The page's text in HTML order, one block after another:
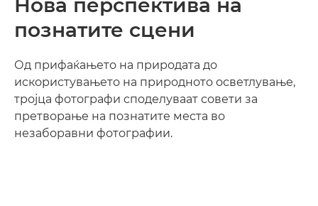
Нова перспектива на
познатите сцени
Од прифаќањето на природата до
искористувањето на природното осветлување,
тројца фотографи споделуваат совети за
претворање на познатите места во
незаборавни фотографии.